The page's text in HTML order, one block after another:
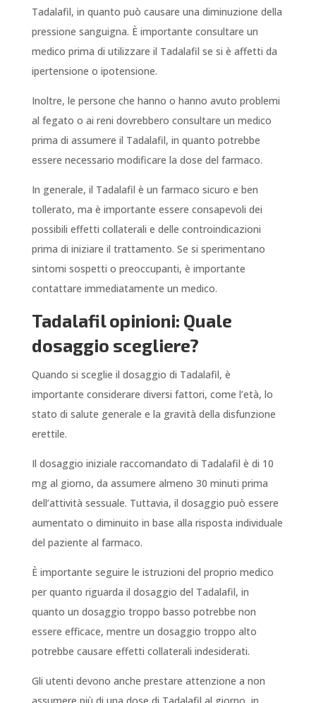
Tadalafil, in quanto può causare una diminuzione della
pressione sanguigna. È importante consultare un
medico prima di utilizzare il Tadalafil se si è affetti da
ipertensione o ipotensione.
Inoltre, le persone che hanno o hanno avuto problemi
al fegato o ai reni dovrebbero consultare un medico
prima di assumere il Tadalafil, in quanto potrebbe
essere necessario modificare la dose del farmaco.
In generale, il Tadalafil è un farmaco sicuro e ben
tollerato, ma è importante essere consapevoli dei
possibili effetti collaterali e delle controindicazioni
prima di iniziare il trattamento. Se si sperimentano
sintomi sospetti o preoccupanti, è importante
contattare immediatamente un medico.
Tadalafil opinioni: Quale
dosaggio scegliere?
Quando si sceglie il dosaggio di Tadalafil, è
importante considerare diversi fattori, come l’età, lo
stato di salute generale e la gravità della disfunzione
erettile.
Il dosaggio iniziale raccomandato di Tadalafil è di 10
mg al giorno, da assumere almeno 30 minuti prima
dell’attività sessuale. Tuttavia, il dosaggio può essere
aumentato o diminuito in base alla risposta individuale
del paziente al farmaco.
È importante seguire le istruzioni del proprio medico
per quanto riguarda il dosaggio del Tadalafil, in
quanto un dosaggio troppo basso potrebbe non
essere efficace, mentre un dosaggio troppo alto
potrebbe causare effetti collaterali indesiderati.
Gli utenti devono anche prestare attenzione a non